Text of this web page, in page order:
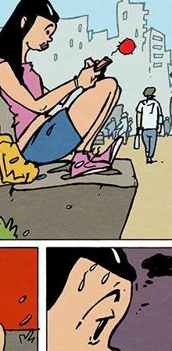
SEGURETAT
(ENS)
PLA
LGTBIQ+
COMPROMIS
SOCIAL